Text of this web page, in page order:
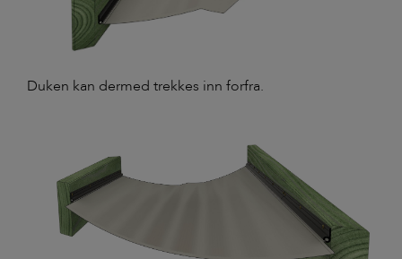
Duken kan dermed trekkes inn forfra.